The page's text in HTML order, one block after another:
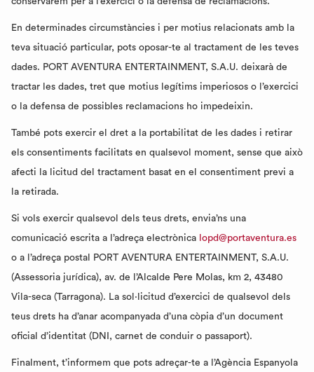
En determinades circumstàncies i per motius relacionats amb la
teva situació particular, pots oposar-te al tractament de les teves
dades. PORT AVENTURA ENTERTAINMENT, S.A.U. deixarà de
tractar les dades, tret que motius legítims imperiosos o l’exercici
o la defensa de possibles reclamacions ho impedeixin.
També pots exercir el dret a la portabilitat de les dades i retirar
els consentiments facilitats en qualsevol moment, sense que això
afecti la licitud del tractament basat en el consentiment previ a
la retirada.
Si vols exercir qualsevol dels teus drets, envia’ns una
comunicació escrita a l’adreça electrònica lopd@portaventura.es
o a l’adreça postal PORT AVENTURA ENTERTAINMENT, S.A.U.
(Assessoria jurídica), av. de l’Alcalde Pere Molas, km 2, 43480
Vila-seca (Tarragona). La sol·licitud d’exercici de qualsevol dels
teus drets ha d’anar acompanyada d’una còpia d’un document
oficial d’identitat (DNI, carnet de conduir o passaport).
Finalment, t’informem que pots adreçar-te a l’Agència Espanyola